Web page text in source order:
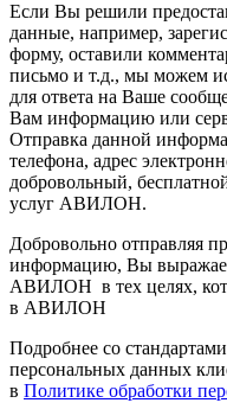
Если Вы решили
данные, например,
форму, оставили
письмо и т.д., мы можем
для ответа на Ваше
Вам информацию или
Отправка данной
телефона, адрес
добровольный,
услуг АВИЛОН.
Добровольно отправляя
информацию, Вы
АВИЛОН в тех целях,
в АВИЛОН
Подробнее со
персональных данных
в Политике обработки